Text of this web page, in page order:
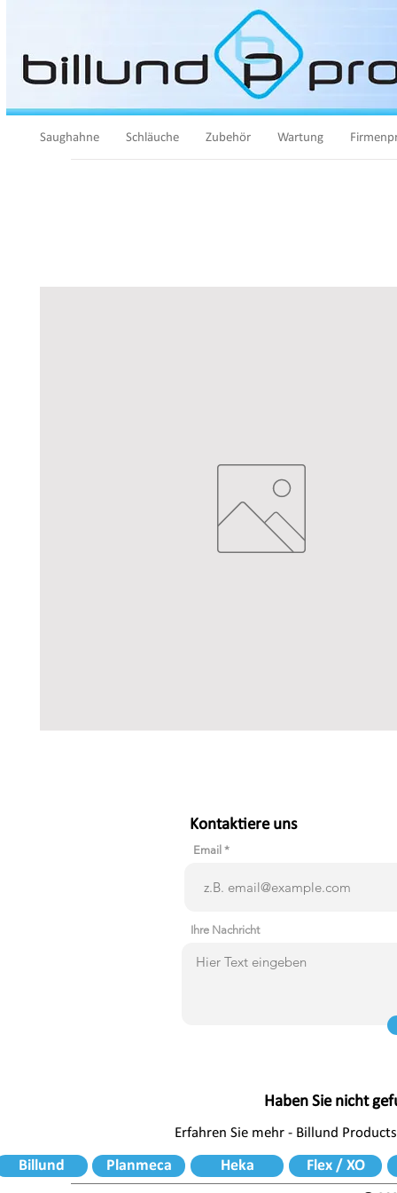
Saughahne Schläuche Zubehör Wartung
Kontaktiere uns
Email
Ihre Nachricht
Haben Sie nicht
Erfahren Sie mehr - Billund
Billund Planmeca Heka Flex / XO